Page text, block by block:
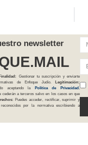
newsletter
Gestionar tu suscripción y enviarte
de Enfoque Judío.
Legitimación:
aceptando la
Políticade Privacidad.
cederán a terceros salvo en los casos en que
Puedes acceder, rectificar, suprimir y
por la normativa escribiendo a